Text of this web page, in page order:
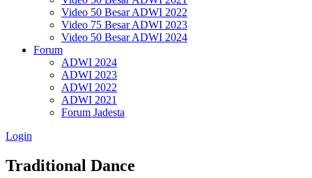
Video 50 Besar ADWI 2022
Video 75 Besar ADWI 2023
Video 50 Besar ADWI 2024
Forum
ADWI 2024
ADWI 2023
ADWI 2022
ADWI 2021
Forum Jadesta
Login
Traditional Dance